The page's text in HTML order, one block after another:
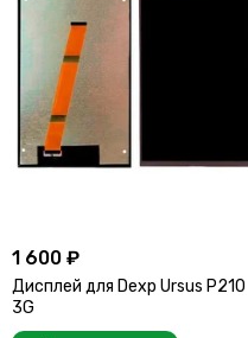
1 600 ₽
Дисплей для Dexp Ursus P210
3G